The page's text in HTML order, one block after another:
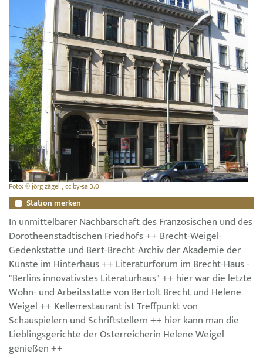
Foto: © jörg zägel , cc by-sa 3.0
Station merken
In unmittelbarer Nachbarschaft des Französischen und des
Dorotheenstädtischen Friedhofs ++ Brecht-Weigel-
Gedenkstätte und Bert-Brecht-Archiv der Akademie der
Künste im Hinterhaus ++ Literaturforum im Brecht-Haus -
"Berlins innovativstes Literaturhaus" ++ hier war die letzte
Wohn- und Arbeitsstätte von Bertolt Brecht und Helene
Weigel ++ Kellerrestaurant ist Treffpunkt von
Schauspielern und Schriftstellern ++ hier kann man die
Lieblingsgerichte der Österreicherin Helene Weigel
genießen ++